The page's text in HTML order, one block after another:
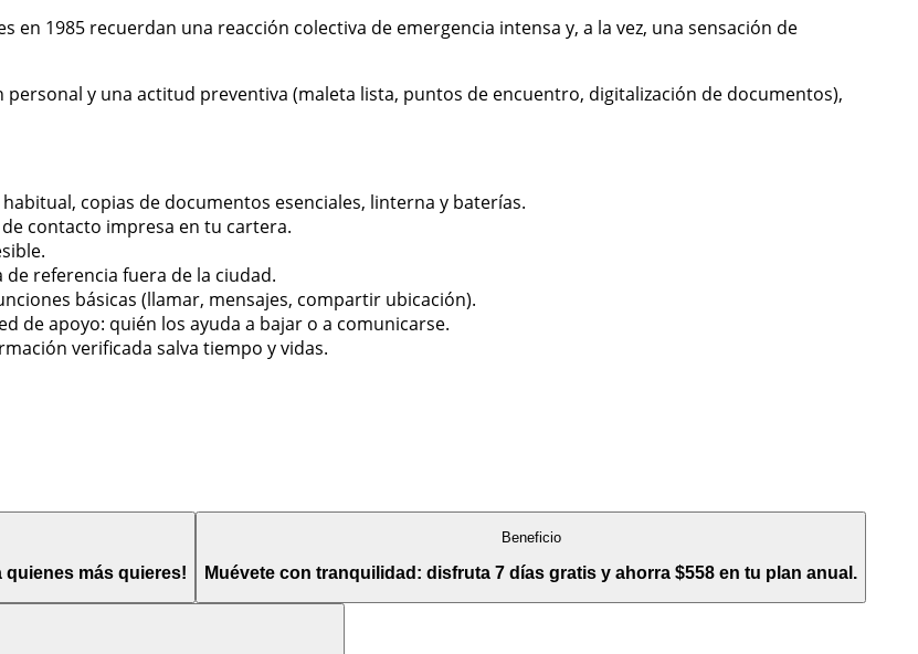
en 1985 recuerdan una reacción colectiva de emergencia intensa y, a la vez, una sensación de
y una actitud preventiva (maleta lista, puntos de encuentro, digitalización de documentos),
copias de documentos esenciales, linterna y baterías.
contacto impresa en tu cartera.
referencia fuera de la ciudad.
básicas (llamar, mensajes, compartir ubicación).
de apoyo: quién los ayuda a bajar o a comunicarse.
verificada salva tiempo y vidas.
quienes más quieres!
Beneficio
Muévete con tranquilidad: disfruta 7 días gratis y ahorra $558 en tu plan anual.